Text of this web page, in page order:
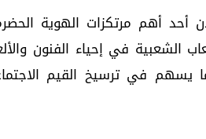
أحد أهم مرتكزات الهوية
الشعبية في إحياء الفنون
يسهم في ترسيخ القيم